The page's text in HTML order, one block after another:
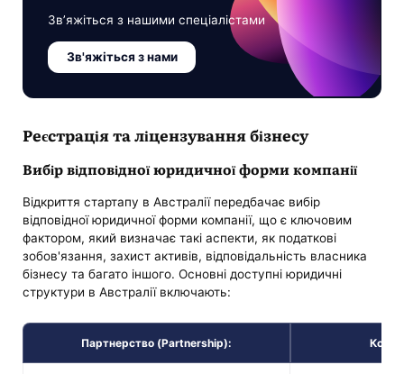
Зв’яжіться з нашими спеціалістами
Зв'яжіться з нами
Реєстрація та ліцензування бізнесу
Вибір відповідної юридичної форми компанії
Відкриття стартапу в Австралії передбачає вибір
відповідної юридичної форми компанії, що є ключовим
фактором, який визначає такі аспекти, як податкові
зобов'язання, захист активів, відповідальність власника
бізнесу та багато іншого. Основні доступні юридичні
структури в Австралії включають:
Партнерство (Partnership):